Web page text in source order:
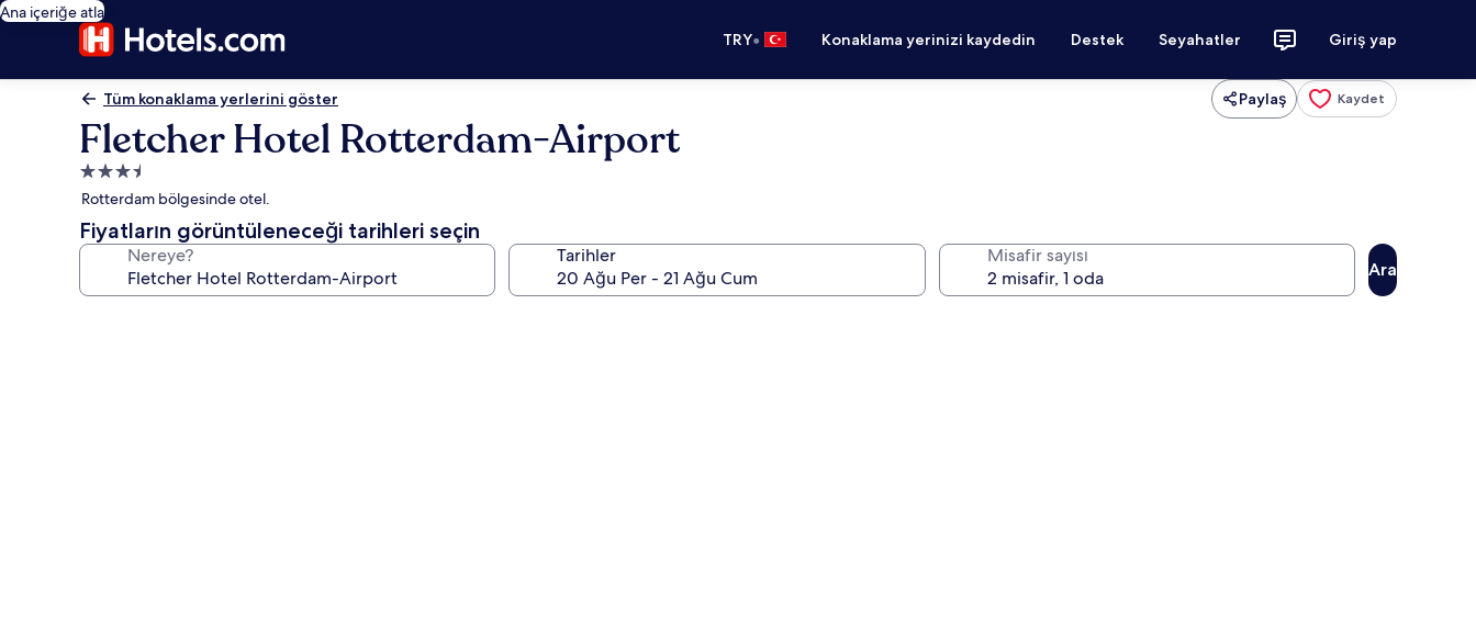
Ana içeriğe atla
TRY• Konaklama yerinizi kaydedin Destek Seyahatler Giriş yap
Tüm konaklama yerlerini göster Paylaş Kaydet
Fletcher Hotel Rotterdam-Airport
3.5
yıldızlı
konaklama
yeri
Rotterdam bölgesinde otel.
Fiyatların görüntüleneceği tarihleri seçin
Nereye? Tarihler Misafir sayısı
Ara